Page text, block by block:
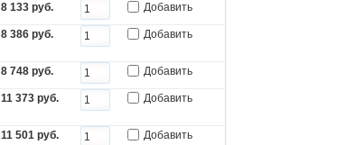
8 133 руб. Добавить
8 386 руб. Добавить
8 748 руб. Добавить
11 373 руб. Добавить
11 501 руб. Добавить